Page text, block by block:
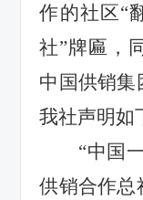
作的社区“
社”牌匾，
中国供销集
我社声明如
“中国
供销合作总